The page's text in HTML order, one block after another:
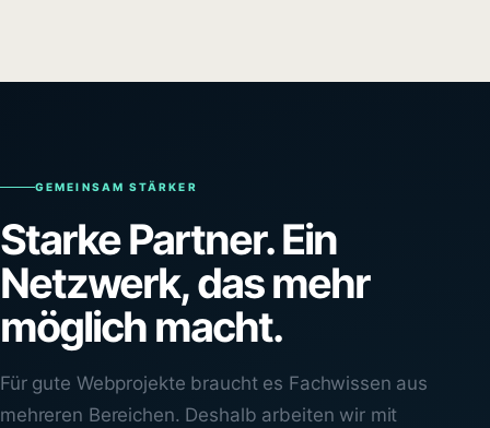
GEMEINSAM STÄRKER
Starke Partner. Ein
Netzwerk, das mehr
möglich macht.
Für gute Webprojekte braucht es Fachwissen aus
mehreren Bereichen. Deshalb arbeiten wir mit